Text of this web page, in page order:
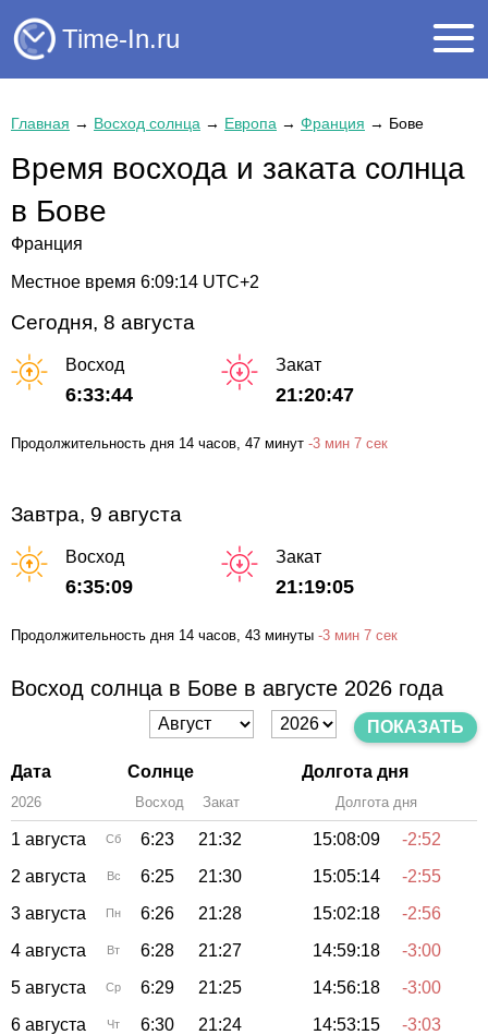
Time-In.ru
Главная → Восход солнца → Европа → Франция → Бове
Время восхода и заката солнца
в Бове
Франция
Местное время 6:09:14 UTC+2
Сегодня, 8 августа
Восход
6:33:44
Закат
21:20:47
Продолжительность дня 14 часов , 47 минут -3 мин 7 сек
Завтра, 9 августа
Восход
6:35:09
Закат
21:19:05
Продолжительность дня 14 часов, 43 минуты -3 мин 7 сек
Восход солнца в Бове в августе 2026 года
ПОКАЗАТЬ
Дата Солнце Долгота дня
2026 Восход Закат Долгота дня
1 августа Сб 6:23 21:32 15:08:09
-2:52
2 августа
Вс 6:25 21:30 15:05:14
-2:55
3 августа
Пн 6:26 21:28 15:02:18
-2:56
4 августа
Вт 6:28 21:27 14:59:18
-3:00
5 августа
Ср 6:29 21:25 14:56:18
-3:00
6 августа
Чт 6:30 21:24 14:53:15
-3:03